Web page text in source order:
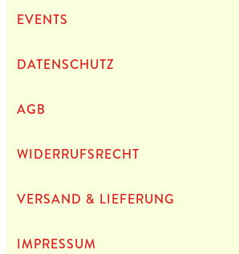
EVENTS
DATEN­SCHUTZ
AGB
WIDERRUFSRECHT
VERSAND & LIEFERUNG
IMPRES­SUM